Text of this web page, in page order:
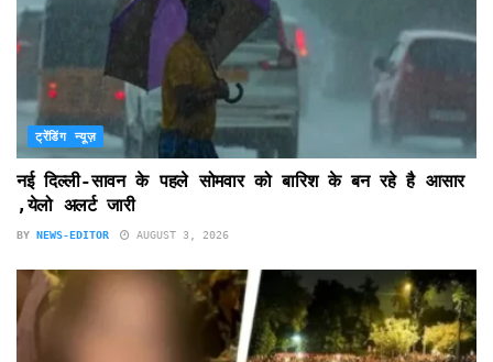
ट्रेंडिंग न्यूज़
नई दिल्ली-सावन के पहले सोमवार को बारिश के बन रहे है आसार
,येलो अलर्ट जारी
BY NEWS-EDITOR AUGUST 3, 2026